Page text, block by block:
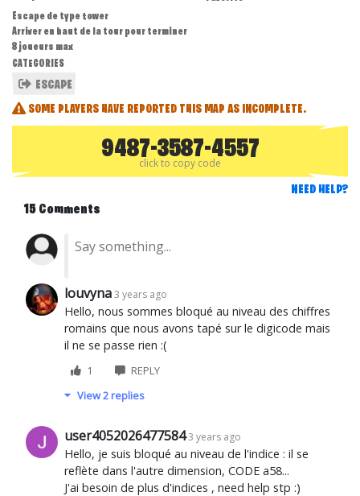
Escape de type tower
Arriver en haut de la tour pour terminer
8 joueurs max
CATEGORIES
ESCAPE
SOME PLAYERS HAVE REPORTED THIS MAP AS INCOMPLETE.
9487-3587-4557
click to copy code
NEED HELP?
15 Comments
louvyna 3 years ago
Hello, nous sommes bloqué au niveau des chiffres
romains que nous avons tapé sur le digicode mais
il ne se passe rien :(
1
REPLY
View 2 replies
user4052026477584 3 years ago
Hello, je suis bloqué au niveau de l'indice : il se
reflète dans l'autre dimension, CODE a58...
J'ai besoin de plus d'indices , need help stp :)